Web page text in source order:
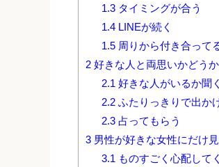
1.3タイミングが合う
1.4LINEが続く
1.5周りから付き合って
2 好きな人と両思いかどう
2.1 好きな人がいるか聞く
2.2ふたりっきりで出か
2.3占ってもらう
3 男性が好きな女性にだけ
3.1 ものすごく心配して